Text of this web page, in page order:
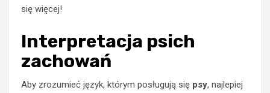
się więcej!
Interpretacja psich
zachowań
Aby zrozumieć język, którym posługują się psy, najlepiej